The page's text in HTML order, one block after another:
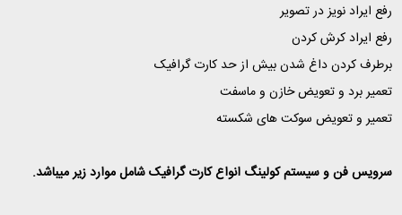
رفع ایراد نویز در تصویر
رفع ایراد کرش کردن
برطرف کردن داغ شدن بیش از حد کارت گرافیک
تعمیر برد و تعویض خازن و ماسفت
تعمیر و تعویض سوکت های شکسته
سرویس فن و سیستم کولینگ انواع کارت گرافیک شامل موارد زیر میباشد.